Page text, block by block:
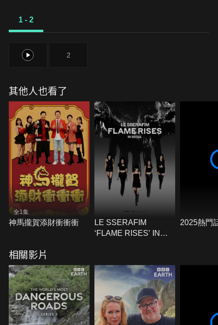
1 - 2
1 2
其他人也看了
全1集
神馬攏賀添財衝衝衝
LE SSERAFIM
‘FLAME RISES’ IN
2025熱門
相關影片